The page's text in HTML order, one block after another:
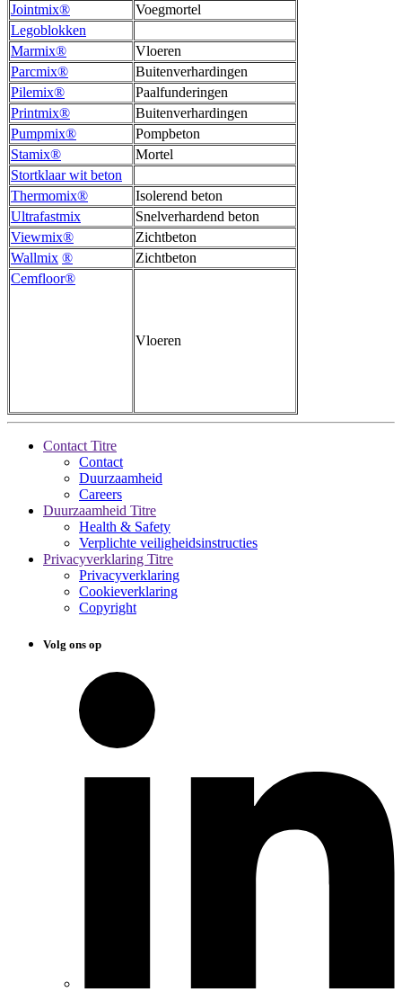
Jointmix®
Voegmortel
Legoblokken
Marmix®
Vloeren
Parcmix®
Buitenverhardingen
Pilemix®
Paalfunderingen
Printmix®
Buitenverhardingen
Pumpmix®
Pompbeton
Stamix®
Mortel
Stortklaar wit beton
Thermomix®
Isolerend beton
Ultrafastmix
Snelverhardend beton
Viewmix®
Zichtbeton
Wallmix ®
Zichtbeton
Cemfloor®
Vloeren
Contact Titre
Contact
Duurzaamheid
Careers
Duurzaamheid Titre
Health & Safety
Verplichte veiligheidsinstructies
Privacyverklaring Titre
Privacyverklaring
Cookieverklaring
Copyright
Volg ons op